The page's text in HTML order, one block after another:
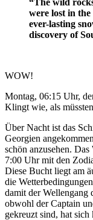
were lost in
ever-lasting
discovery of
WOW!
Montag, 06:15 Uhr,
Klingt wie, als
Über Nacht ist das
Georgien
schön anzusehen.
7:00 Uhr mit den
Diese Bucht liegt am
die
damit der Wellengang
obwohl der Captain
gekreuzt sind, hat sich